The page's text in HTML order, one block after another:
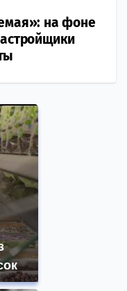
на фоне